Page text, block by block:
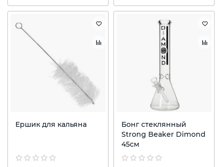
Ершик для кальяна
Бонг стеклянный
Strong Beaker Dimond
45см